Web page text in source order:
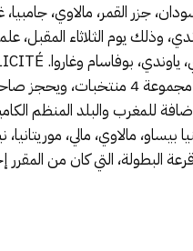
مقسمة على 6 مجموعات وتضم كل
للمغرب والبلد المنظم
غينيا بيساو، مالاوي، مالي،
إجراءها في 25 يونيو الماضي، لأسباب لوجستية تتعلق